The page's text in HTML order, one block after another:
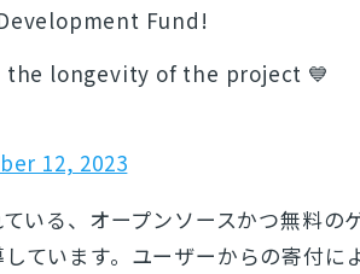
Fund!
longevity of the project 💙
12, 2023
いる、オープンソースかつ無料の
ています。ユーザーからの寄付に